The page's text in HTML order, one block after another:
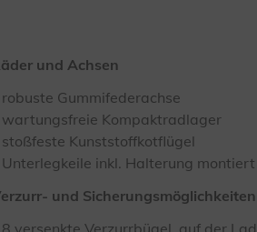
und Achsen
robuste Gummifederachse
wartungsfreie Kompaktradlager
stoßfeste Kunststoffkotflügel
Unterlegkeile inkl. Halterung montiert
und Sicherungsmöglichkeiten
8 versenkte Verzurrbügel, auf der